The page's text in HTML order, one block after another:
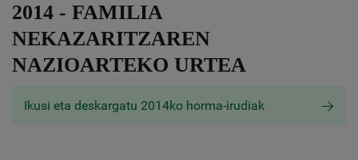
2014 - FAMILIA
NEKAZARITZAREN
NAZIOARTEKO URTEA
Ikusi eta deskargatu 2014ko horma-irudiak